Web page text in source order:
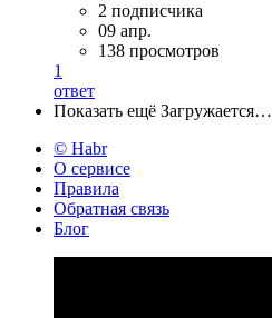
2 подписчика
09 апр.
138 просмотров
1
ответ
Показать ещё Загружается…
© Habr
О сервисе
Правила
Обратная связь
Блог